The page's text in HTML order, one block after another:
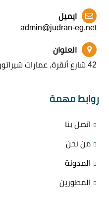
ايميل
admin@judran-eg.net
العنوان
42 شارع أنقرة, عمارات شيراتون, النزهة
روابط مهمة
اتصل بنا
من نحن
المدونة
المطورين